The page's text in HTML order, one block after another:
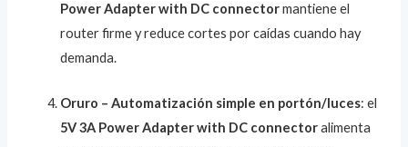
Power Adapter with DC connectormantiene el
router firme y reduce cortes por caídas cuando hay
demanda.
Oruro – Automatización simple en portón/luces: el
5V 3A Power Adapter with DC connectoralimenta